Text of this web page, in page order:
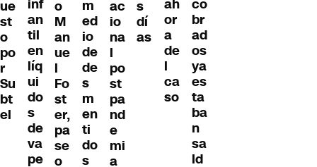
ue
st
o
po
r
Su
bt
el
inf
an
til
en
líq
ui
do
s
de
va
pe
o
M
an
ue
l
Fo
st
er,
pa
se
o
m
ed
io
de
de
s
m
en
ti
do
s
ac
io
na
l
po
st
pa
nd
e
mi
a
s
dí
as
ah
or
a
de
l
ca
so
co
br
ad
os
ya
es
ta
ba
n
sa
ld